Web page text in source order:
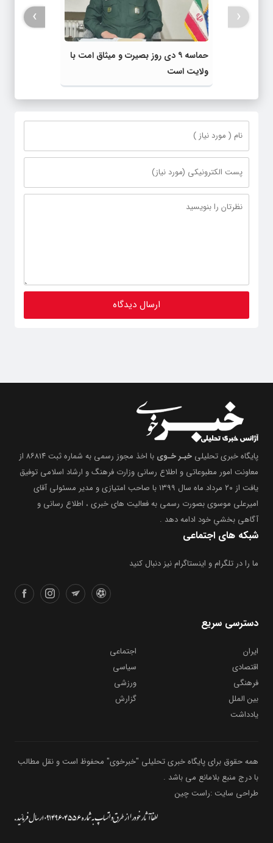
حماسه ۹ دی روز بصیرت و میثاق امت با
ولایت است
‹
›
پایگاه خبری تحلیلی خبـر خـوی
با اخذ مجوز رسمی به شماره ثبت ۸۶۸۱۴ از
معاونت امور مطبوعاتی و اطلاع رسانی وزارت فرهنگ و ارشاد اسلامی توفیق
یافت از ۲۰ مرداد ماه سال ۱۳۹۹ با صاحب امتیازی و مدیر مسئولی آقای
امیرعلی موسوی بصورت رسمی به فعالیت های خبری ، اطلاع رسانی و
آگاهی بخشیِ خود ادامه دهد .
شبکه های اجتماعی
ما را در تلگرام و اینستاگرام نیز دنبال کنید
دسترسی سریع
ایران
اجتماعی
اقتصادی
سیاسی
فرهنگی
ورزشی
بین الملل
گزارش
یادداشت
همه حقوق برای پایگاه خبری تحلیلی "خبرخوی" محفوظ است و نقل مطالب
با درج منبع بلامانع می باشد .
طراحی سایت :راست چین